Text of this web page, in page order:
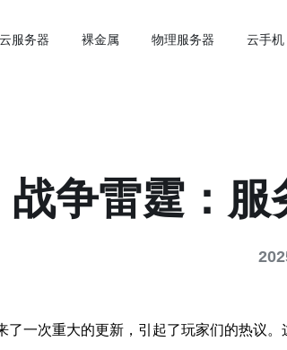
云服务器 裸金属 物理服务器 云手机
战争雷霆：服
了一次重大的更新，引起了玩家们的热议